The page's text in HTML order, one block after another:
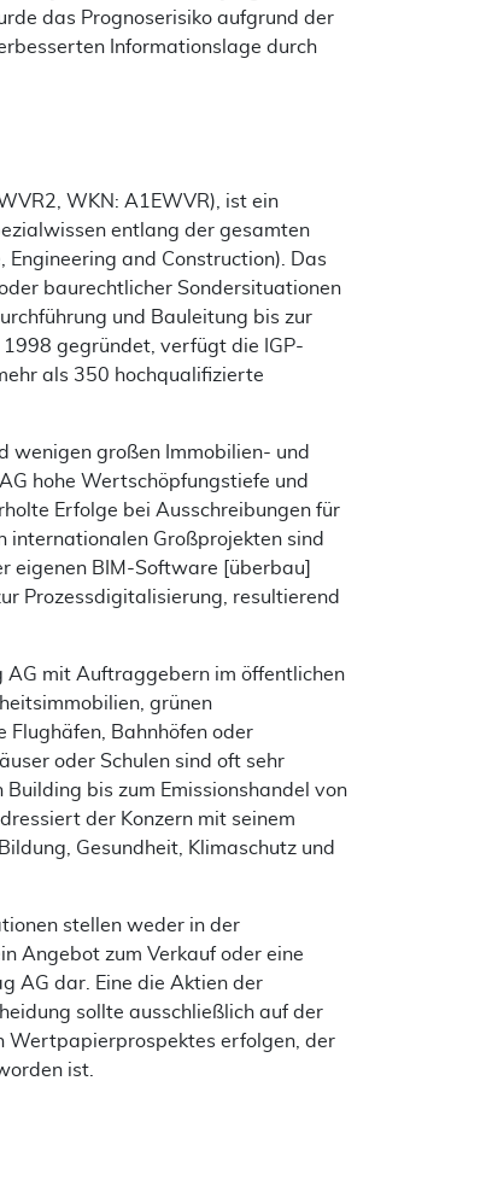
das Prognoserisiko aufgrund der
Informationslage durch
WKN: A1EWVR), ist ein
entlang der gesamten
and Construction). Das
baurechtlicher Sondersituationen
und Bauleitung bis zur
gegründet, verfügt die IGP-
als 350 hochqualifizierte
wenigen großen Immobilien- und
hohe Wertschöpfungstiefe und
Erfolge bei Ausschreibungen für
internationalen Großprojekten sind
eigenen BIM-Software [überbau]
Prozessdigitalisierung, resultierend
AG mit Auftraggebern im öffentlichen
grünen
Bahnhöfen oder
oder Schulen sind oft sehr
bis zum Emissionshandel von
der Konzern mit seinem
Gesundheit, Klimaschutz und
stellen weder in der
Angebot zum Verkauf oder eine
AG dar. Eine die Aktien der
sollte ausschließlich auf der
Wertpapierprospektes erfolgen, der
ist.